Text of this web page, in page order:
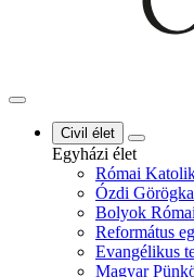
Civil élet
Egyházi élet
Római
Ózdi
Bolyok
Református
Evangélikus
Magyar